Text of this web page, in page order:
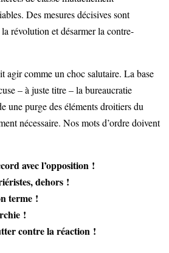
Des mesures décisives sont
révolution et désarmer la contre-
comme un choc salutaire. La base
– à juste titre – la bureaucratie
une purge des éléments droitiers du
nécessaire. Nos mots d’ordre doivent
avec l’opposition !
dehors !
terme !
!
contre la réaction !